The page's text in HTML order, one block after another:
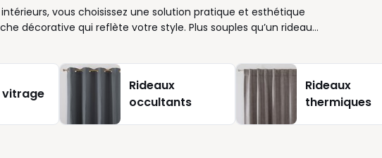
vous choisissez une solution pratique et esthétique
décorative qui reflète votre style. Plus souples qu’un rideau
quotidien. Le store bateau séduit par son tombé élégant. En
et devienne un véritable élément de décoration. Le store
et discret, il se déroule en un geste et existe en version
ou plonger une pièce dans l’obscurité totale. Un vrai atout
stores vénitiens, ils permettent de moduler la lumière avec
vitrage
Rideaux
occultants
Rideaux
thermiques